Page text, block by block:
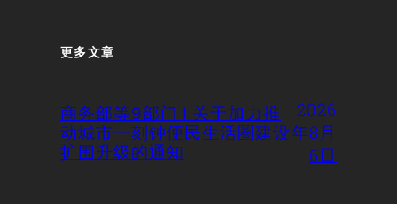
更多文章
商务部等9部门 | 关于加力推
动城市一刻钟便民生活圈建设
扩围升级的通知
2026
年8月
6日